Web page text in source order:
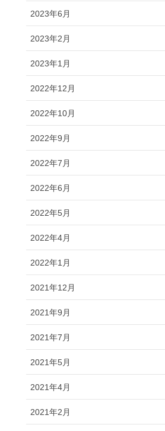
2023年6月
2023年2月
2023年1月
2022年12月
2022年10月
2022年9月
2022年7月
2022年6月
2022年5月
2022年4月
2022年1月
2021年12月
2021年9月
2021年7月
2021年5月
2021年4月
2021年2月